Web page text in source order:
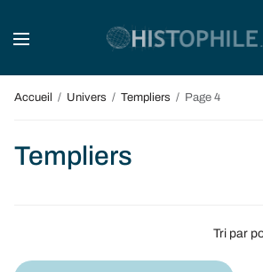
Accueil / Univers / Templiers / Page 4
Templiers